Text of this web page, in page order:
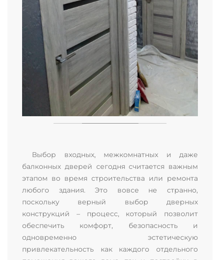
Выбор входных, межкомнатных и даже
балконных дверей сегодня считается важным
этапом во время строительства или ремонта
любого здания. Это вовсе не странно,
поскольку верный выбор дверных
конструкций – процесс, который позволит
обеспечить комфорт, безопасность и
одновременно эстетическую
привлекательность как каждого отдельного